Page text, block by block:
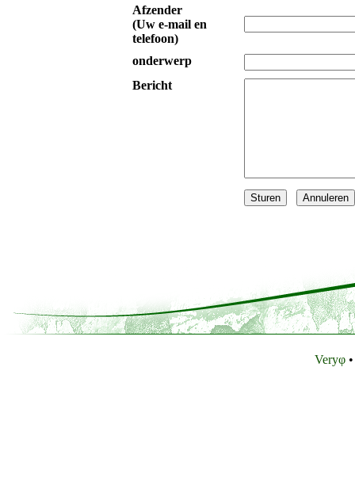
Afzender
(Uw e-mail en
telefoon)
onderwerp
Bericht
Veryφ